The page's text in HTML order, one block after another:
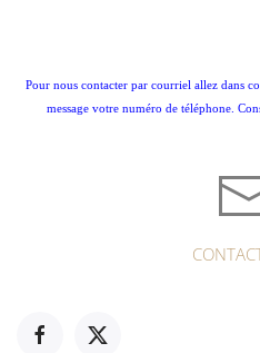
Pour nous contacter par courriel allez dans
message votre numéro de téléphone.